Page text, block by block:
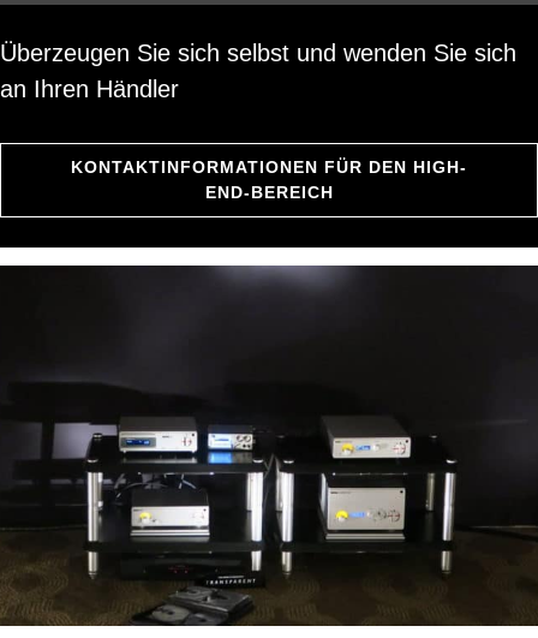
Überzeugen Sie sich selbst und wenden Sie sich
an Ihren Händler
KONTAKTINFORMATIONEN FÜR DEN HIGH-
END-BEREICH